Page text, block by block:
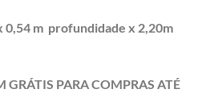
0,54 m profundidade x 2,20m
GRÁTIS PARA COMPRAS ATÉ